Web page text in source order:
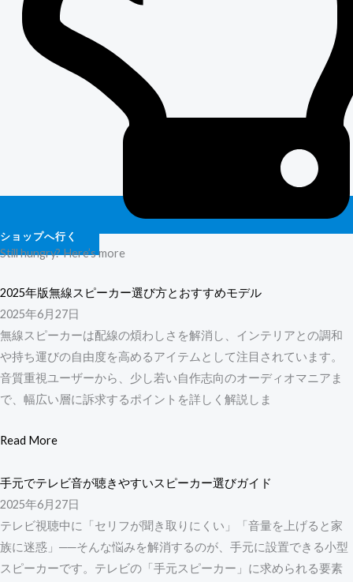
ショップへ行く
Still hungry? Here’s more
2025年版無線スピーカー選び方とおすすめモデル
2025年6月27日
無線スピーカーは配線の煩わしさを解消し、インテリアとの調和
や持ち運びの自由度を高めるアイテムとして注目されています。
音質重視ユーザーから、少し若い自作志向のオーディオマニアま
で、幅広い層に訴求するポイントを詳しく解説しま
Read More
手元でテレビ音が聴きやすいスピーカー選びガイド
2025年6月27日
テレビ視聴中に「セリフが聞き取りにくい」「音量を上げると家
族に迷惑」──そんな悩みを解消するのが、手元に設置できる小型
スピーカーです。テレビの「手元スピーカー」に求められる要素